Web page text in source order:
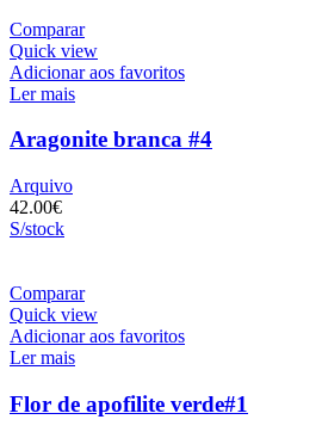
Comparar
Quick view
Adicionar aos favoritos
Ler mais
Aragonite branca #4
Arquivo
42.00€
S/stock
Comparar
Quick view
Adicionar aos favoritos
Ler mais
Flor de apofilite verde#1